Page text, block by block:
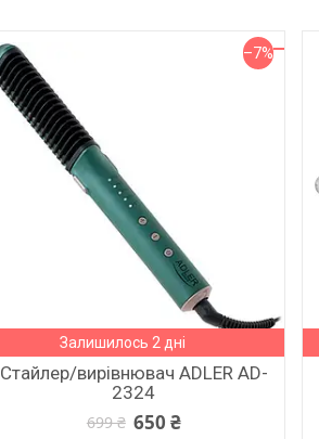
–7%
Залишилось 2 дні
Стайлер/вирівнювач ADLER AD-
2324
699 ₴ 650 ₴